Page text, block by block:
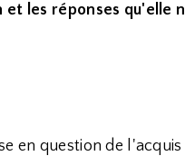
les réponses qu'elle
en question de